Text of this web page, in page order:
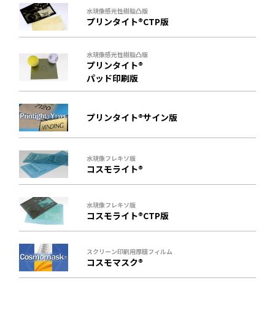
水現像感光性樹脂凸版
プリンタイト®CTP版
水現像感光性樹脂凸版
プリンタイト®
パッド印刷版
プリンタイト®サイン版
水現像フレキソ版
コスモライト®
水現像フレキソ版
コスモライト®CTP版
スクリーン印刷用厚膜フィルム
コスモマスク®